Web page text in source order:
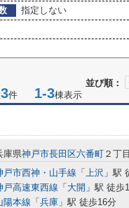
指定しない
並び順：
3件 1-3棟表示
庫県神戸市長田区六番町 ２丁
戸市西神・山手線 「 上沢 」駅
戸高速東西線 「 大開 」駅 徒歩
陽本線 「 兵庫 」駅 徒歩16分